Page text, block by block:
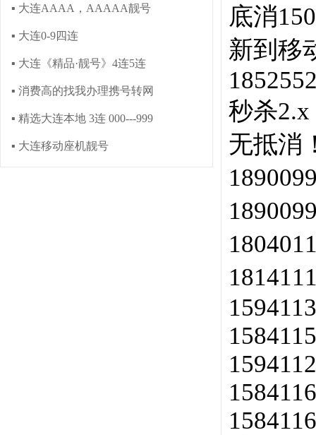
底消
新到移
秒杀2.x
无抵消
▪ 大连AAAA，AAAAA靓号
▪ 大连0-9四连
▪ 大连《精品·靓号》4连5连
▪ 消费高的找我办理携号转网
▪ 精选大连本地 3连 000---999
▪ 大连移动座机靓号